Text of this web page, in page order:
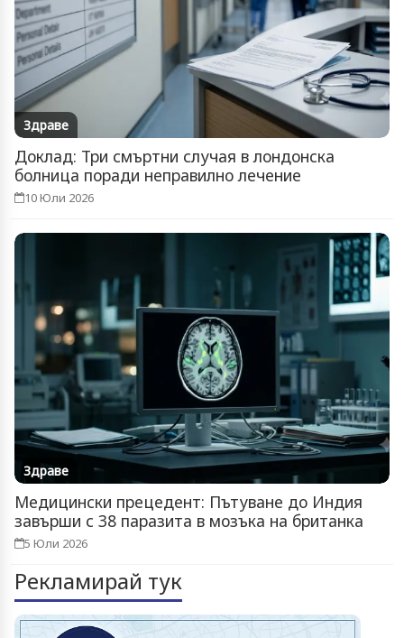
Здраве
Доклад: Три смъртни случая в лондонска
болница поради неправилно лечение
10 Юли 2026
Здраве
Медицински прецедент: Пътуване до Индия
завърши с 38 паразита в мозъка на британка
5 Юли 2026
Рекламирай тук